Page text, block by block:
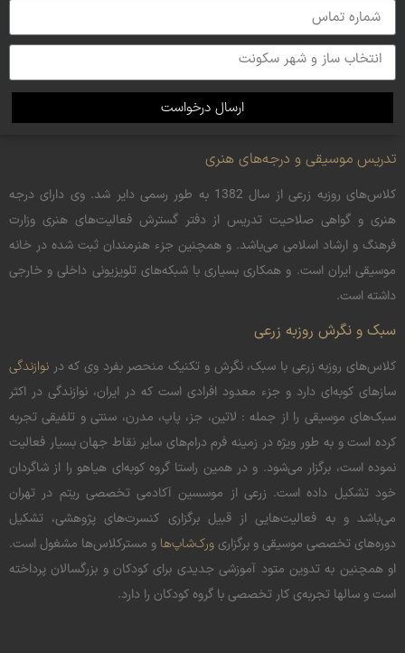
ارسال درخواست
تدریس موسیقی و درجه‌های هنری
کلاس‌های روزبه زرعی از سال 1382 به طور رسمی دایر شد. وی دارای درجه
هنری و گواهی صلاحیت تدریس از دفتر گسترش فعالیت‌های هنری وزارت
فرهنگ و ارشاد اسلامی می‌باشد. و همچنین جزء هنرمندان ثبت شده در خانه
موسیقی ایران است. و همکاری بسیاری با شبکه‌های تلویزیونی داخلی و خارجی
داشته است.
سبک و نگرش روزبه زرعی
کلاس‌های روزبه زرعی با سبک، نگرش و تکنیک منحصر بفرد وی که در نوازندگی
سازهای کوبه‌ای دارد و جزء معدود افرادی است که در ایران، نوازندگی در اکثر
سبک‌های موسیقی را از جمله : لاتین، جز، پاپ، مدرن، سنتی و تلفیقی تجربه
کرده است و به طور ویژه در زمینه فرم درام‌های سایر نقاط جهان بسیار فعالیت
نموده است، برگزار می‌شود. و در همین راستا گروه کوبه‌ای هیاهو را از شاگردان
خود تشکیل داده است. زرعی از موسسین آکادمی تخصصی ریتم در تهران
می‌باشد و به فعالیت‌هایی از قبیل برگزاری کنسرت‌های پژوهشی، تشکیل
دوره‌های تخصصی موسیقی و برگزاریورک‌شاپ‌ها و مسترکلاس‌ها مشغول است.
او همچنین به تدوین متود آموزشی جدیدی برای کودکان و بزرگسالان پرداخته
است و سالها تجربه‌ی کار تخصصی با گروه کودکان را دارد.